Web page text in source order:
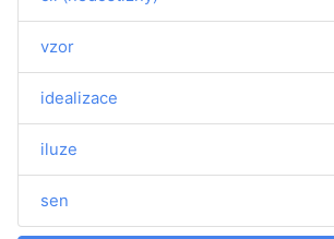
vzor
idealizace
iluze
sen